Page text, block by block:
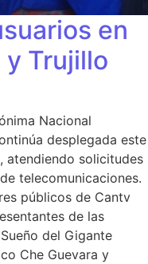
en
Trujillo
Nacional
desplegada este
atendiendo solicitudes
telecomunicaciones.
públicos de Cantv
de las
del Gigante
Che Guevara y